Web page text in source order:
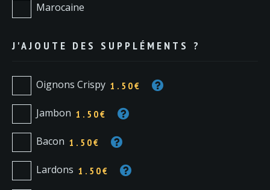
Marocaine
J'AJOUTE DES SUPPLÉMENTS ?
Oignons Crispy 1.50€
Jambon 1.50€
Bacon 1.50€
Lardons 1.50€